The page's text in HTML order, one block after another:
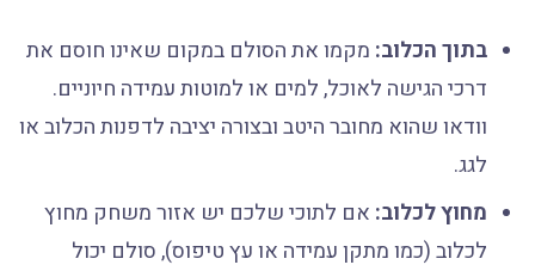
בתוך הכלוב:מקמו את הסולם במקום שאינו חוסם את
דרכי הגישה לאוכל, למים או למוטות עמידה חיוניים.
וודאו שהוא מחובר היטב ובצורה יציבה לדפנות הכלוב או
לגג.
מחוץ לכלוב:אם לתוכי שלכם יש אזור משחק מחוץ
לכלוב (כמו מתקן עמידה או עץ טיפוס), סולם יכול